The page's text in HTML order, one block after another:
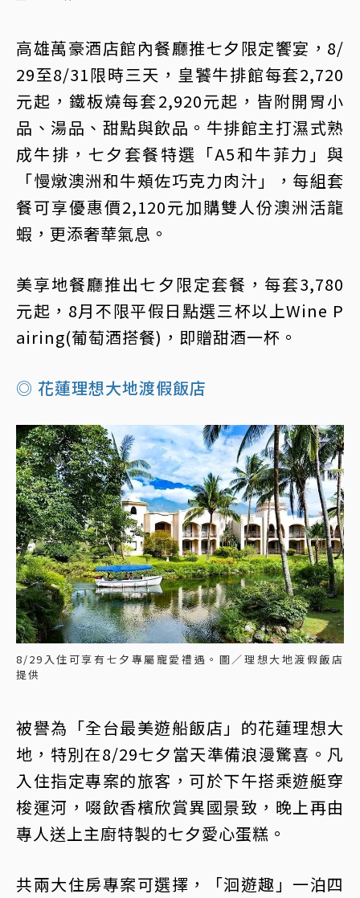
高雄萬豪酒店館內餐廳推七夕限定饗宴，8/
29至8/31限時三天，皇饕牛排館每套2,720
元起，鐵板燒每套2,920元起，皆附開胃小
品、湯品、甜點與飲品。牛排館主打濕式熟
成牛排，七夕套餐特選「A5和牛菲力」與
「慢燉澳洲和牛頰佐巧克力肉汁」，每組套
餐可享優惠價2,120元加購雙人份澳洲活龍
蝦，更添奢華氣息。
美享地餐廳推出七夕限定套餐，每套3,780
元起，8月不限平假日點選三杯以上Wine P
airing(葡萄酒搭餐)，即贈甜酒一杯。
◎ 花蓮理想大地渡假飯店
8/29入住可享有七夕專屬寵愛禮遇。圖／理想大地渡假飯店
提供
被譽為「全台最美遊船飯店」的花蓮理想大
地，特別在8/29七夕當天準備浪漫驚喜。凡
入住指定專案的旅客，可於下午搭乘遊艇穿
梭運河，啜飲香檳欣賞異國景致，晚上再由
專人送上主廚特製的七夕愛心蛋糕。
共兩大住房專案可選擇，「洄遊趣」一泊四